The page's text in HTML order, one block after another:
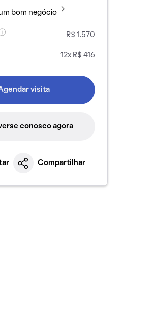
bom negócio
R$ 1.570
12x R$ 416
visita
conosco agora
Compartilhar